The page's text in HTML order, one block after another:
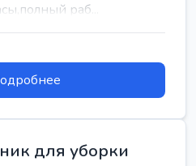
раб...
для уборки